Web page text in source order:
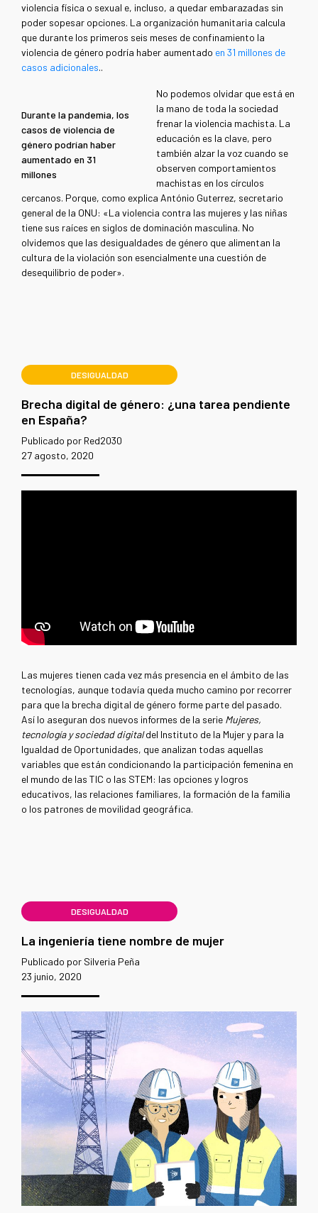
violencia física o sexual e, incluso, a quedar embarazadas sin
poder sopesar opciones. La organización humanitaria calcula
que durante los primeros seis meses de confinamiento la
violencia de género podría haber aumentado en 31 millones de
casos adicionales..
Durante la pandemia, los
casos de violencia de
género podrían haber
aumentado en 31
millones
No podemos olvidar que está en
la mano de toda la sociedad
frenar la violencia machista. La
educación es la clave, pero
también alzar la voz cuando se
observen comportamientos
machistas en los círculos
cercanos. Porque, como explica António Guterrez, secretario
general de la ONU: «La violencia contra las mujeres y las niñas
tiene sus raíces en siglos de dominación masculina. No
olvidemos que las desigualdades de género que alimentan la
cultura de la violación son esencialmente una cuestión de
desequilibrio de poder».
DESIGUALDAD
Brecha digital de género: ¿una tarea pendiente
en España?
Publicado por Red2030
27 agosto, 2020
Las mujeres tienen cada vez más presencia en el ámbito de las
tecnologías, aunque todavía queda mucho camino por recorrer
para que la brecha digital de género forme parte del pasado.
Así lo aseguran dos nuevos informes de la serie Mujeres,
tecnología y sociedad digitaldel Instituto de la Mujer y para la
Igualdad de Oportunidades, que analizan todas aquellas
variables que están condicionando la participación femenina en
el mundo de las TIC o las STEM: las opciones y logros
educativos, las relaciones familiares, la formación de la familia
o los patrones de movilidad geográfica.
DESIGUALDAD
La ingeniería tiene nombre de mujer
Publicado por Silveria Peña
23 junio, 2020